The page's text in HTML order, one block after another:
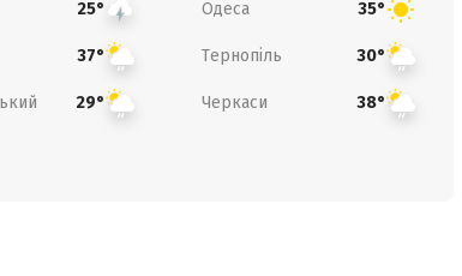
25° Одеса 35°
37° Тернопіль 30°
29° Черкаси 38°